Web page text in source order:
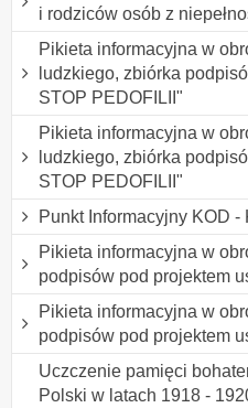
i rodziców osób z
Pikieta informacyjna w
ludzkiego, zbiórka
STOP PEDOFILII"
Pikieta informacyjna w
ludzkiego, zbiórka
STOP PEDOFILII"
Punkt Informacyjny KOD -
Pikieta informacyjna w
podpisów pod projektem
Pikieta informacyjna w
podpisów pod projektem
Uczczenie pamięci
Polski w latach 1918 -